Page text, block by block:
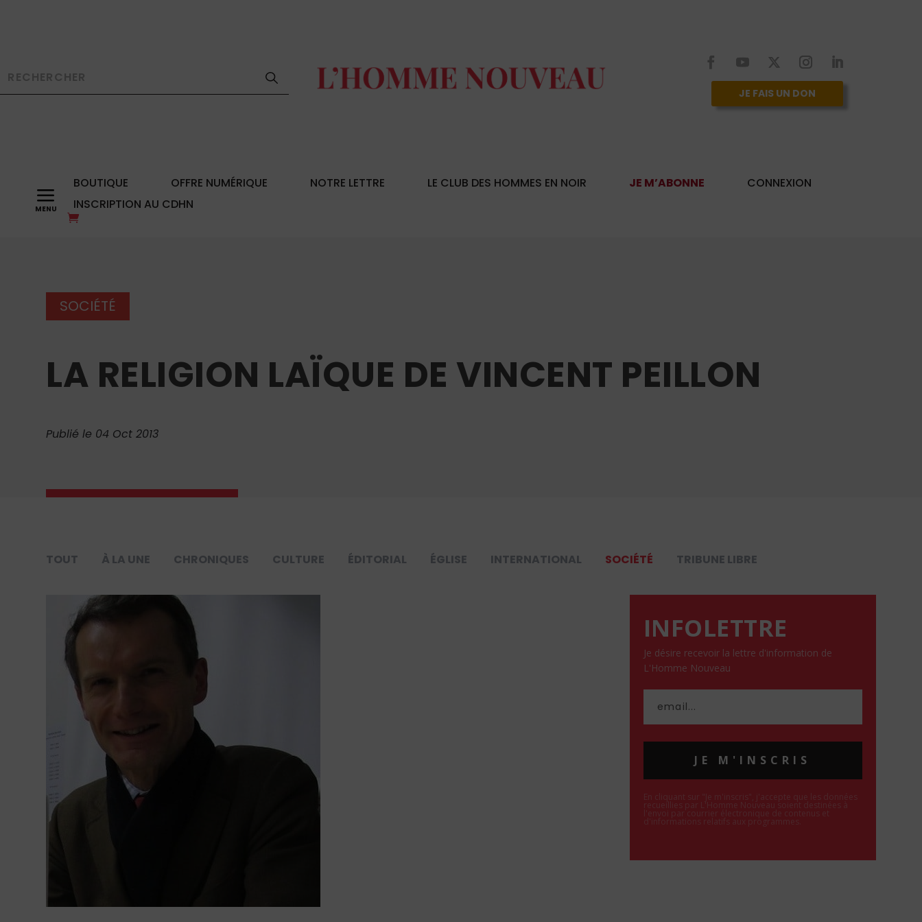
JE FAIS UN DON
a BOUTIQUE OFFRE NUMÉRIQUE NOTRE LETTRE LE CLUB DES HOMMES EN NOIR JE M’ABONNE
CONNEXION
INSCRIPTION AU CDHN
SOCIÉTÉ
LA RELIGION LAÏQUE DE VINCENT PEILLON
Publié le 04 Oct 2013
TOUT À LA UNE CHRONIQUES CULTURE ÉDITORIAL ÉGLISE INTERNATIONAL SOCIÉTÉ TRIBUNE LIBRE
INFOLETTRE
Je désire recevoir la lettre d'information de
L'Homme Nouveau
JE M'INSCRIS
En cliquant sur "Je m'inscris", j'accepte que les données
recueillies par L'Homme Nouveau soient destinées à
l'envoi par courrier électronique de contenus et
d'informations relatifs aux programmes.